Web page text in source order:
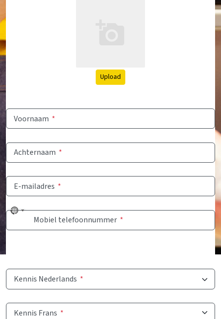
Upload
Voornaam *
Achternaam *
E-mailadres *
No
countryMobiel telefoonnummer *
Kennis Nederlands *
Kennis Frans *